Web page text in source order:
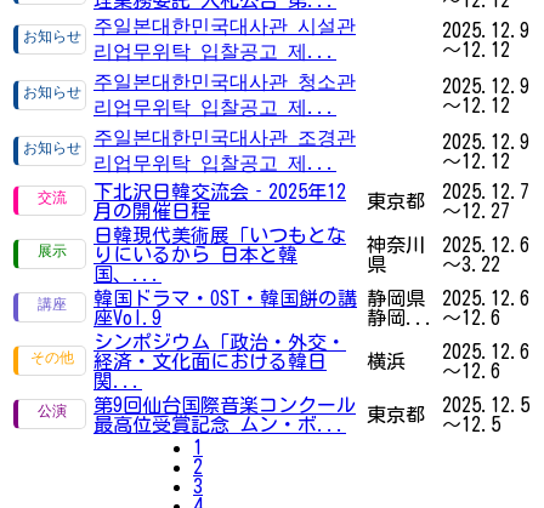
주일본대한민국대사관 시설관
리업무위탁 입찰공고 제...
2025.12.9
～12.12
주일본대한민국대사관 청소관
리업무위탁 입찰공고 제...
2025.12.9
～12.12
주일본대한민국대사관 조경관
리업무위탁 입찰공고 제...
2025.12.9
～12.12
下北沢日韓交流会‐2025年12
月の開催日程
東京都
2025.12.7
～12.27
日韓現代美術展「いつもとな
りにいるから 日本と韓
国、...
神奈川
県
2025.12.6
～3.22
韓国ドラマ・OST・韓国餅の講
座Vol.9
静岡県
静岡...
2025.12.6
～12.6
シンポジウム「政治・外交・
経済・文化面における韓日
関...
横浜
2025.12.6
～12.6
第9回仙台国際音楽コンクール
最高位受賞記念 ムン・ボ...
東京都
2025.12.5
～12.5
1
2
3